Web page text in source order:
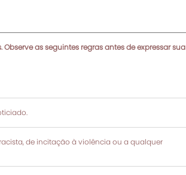
as seguintes regras antes de expressar sua
de incitação à violência ou a qualquer